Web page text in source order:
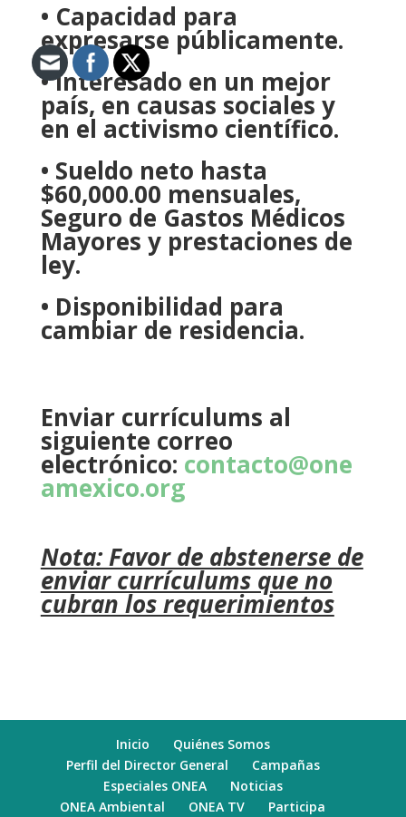
• Capacidad para
expresarse públicamente.
• Interesado en un mejor
país, en causas sociales y
en el activismo científico.
• Sueldo neto hasta
$60,000.00 mensuales,
Seguro de Gastos Médicos
Mayores y prestaciones de
ley.
• Disponibilidad para
cambiar de residencia.
Enviar currículums al
siguiente correo
electrónico: contacto@one
amexico.org
Nota: Favor de abstenerse de
enviar currículums que no
cubran los requerimientos
Inicio
Quiénes Somos
Perfil del Director General
Campañas
Especiales ONEA
Noticias
ONEA Ambiental
ONEA TV Participa